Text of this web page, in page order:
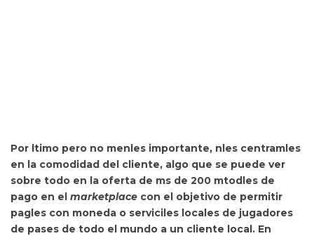
Por ltimo pero no menles importante, nles centramles
en la comodidad del cliente, algo que se puede ver
sobre todo en la oferta de ms de 200 mtodles de
pago en el marketplace con el objetivo de permitir
pagles con moneda o serviciles locales de jugadores
de pases de todo el mundo a un cliente local. En